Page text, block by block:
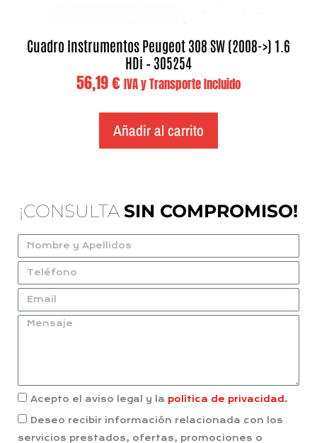
Cuadro Instrumentos Peugeot 308 SW (2008->) 1.6
HDi – 305254
56,19€ IVA y Transporte Incluido
Añadir al carrito
¡CONSULTA SIN COMPROMISO!
Acepto el aviso legal y la política de privacidad.
Deseo recibir información relacionada con los
servicios prestados, ofertas, promociones o